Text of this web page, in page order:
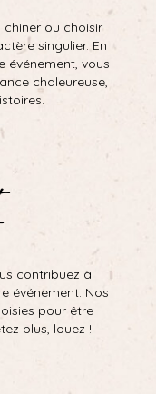
ou choisir
singulier. En
événement, vous
chaleureuse,
contribuez à
événement. Nos
pour être
plus, louez !